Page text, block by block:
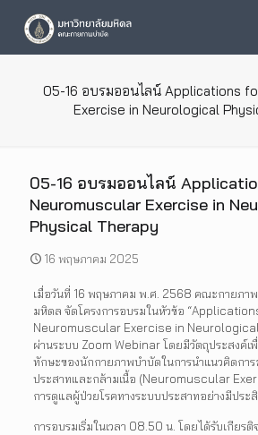
05-16 อบรมออนไลน์ Applications
Exercise in Neurological
05-16 อบรมออนไลน์
Neuromuscular Exercise in
Physical Therapy
16 พฤษภาคม 2025
เมื่อวันที่ 16 พฤษภาคม พ.ศ. 2568 คณะกายภา
มหิดล จัดโครงการอบรมในหัวข้อ
Neuromuscular Exercise in
ผ่านระบบ Zoom Webinar โดยมีวัตถุประสงค์เ
ทักษะของนักกายภาพบำบัดในการนำแนวคิดกา
ประสาทและกล้ามเนื้อ (Neuromuscular
การดูแลผู้ป่วยโรคทางระบบประสาทอย่างมีประ
การอบรมเริ่มในเวลา 08.50 น. โดยได้รับเกียรติ